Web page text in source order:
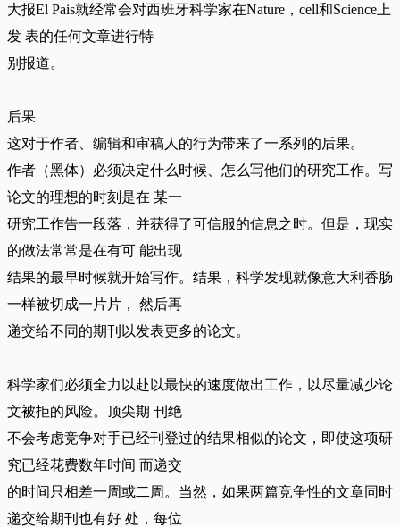
大报El Pais就经常会对西班牙科学家在Nature，cell和Science上
发 表的任何文章进行特
别报道。
后果
这对于作者、编辑和审稿人的行为带来了一系列的后果。
作者（黑体）必须决定什么时候、怎么写他们的研究工作。写
论文的理想的时刻是在 某一
研究工作告一段落，并获得了可信服的信息之时。但是，现实
的做法常常是在有可 能出现
结果的最早时候就开始写作。结果，科学发现就像意大利香肠
一样被切成一片片， 然后再
递交给不同的期刊以发表更多的论文。
科学家们必须全力以赴以最快的速度做出工作，以尽量减少论
文被拒的风险。顶尖期 刊绝
不会考虑竞争对手已经刊登过的结果相似的论文，即使这项研
究已经花费数年时间 而递交
的时间只相差一周或二周。当然，如果两篇竞争性的文章同时
递交给期刊也有好 处，每位